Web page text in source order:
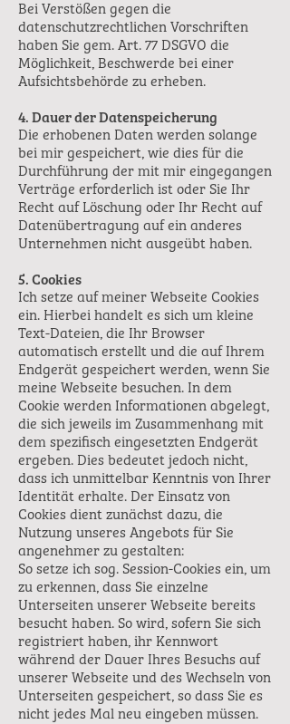
Bei Verstößen gegen die
datenschutzrechtlichen Vorschriften
haben Sie gem. Art. 77 DSGVO die
Möglichkeit, Beschwerde bei einer
Aufsichtsbehörde zu erheben.
4. Dauer der Datenspeicherung
Die erhobenen Daten werden solange
bei mir gespeichert, wie dies für die
Durchführung der mit mir eingegangen
Verträge erforderlich ist oder Sie Ihr
Recht auf Löschung oder Ihr Recht auf
Datenübertragung auf ein anderes
Unternehmen nicht ausgeübt haben.
5. Cookies
Ich setze auf meiner Webseite Cookies
ein. Hierbei handelt es sich um kleine
Text-Dateien, die Ihr Browser
automatisch erstellt und die auf Ihrem
Endgerät gespeichert werden, wenn Sie
meine Webseite besuchen. In dem
Cookie werden Informationen abgelegt,
die sich jeweils im Zusammenhang mit
dem spezifisch eingesetzten Endgerät
ergeben. Dies bedeutet jedoch nicht,
dass ich unmittelbar Kenntnis von Ihrer
Identität erhalte. Der Einsatz von
Cookies dient zunächst dazu, die
Nutzung unseres Angebots für Sie
angenehmer zu gestalten:
So setze ich sog. Session-Cookies ein, um
zu erkennen, dass Sie einzelne
Unterseiten unserer Webseite bereits
besucht haben. So wird, sofern Sie sich
registriert haben, ihr Kennwort
während der Dauer Ihres Besuchs auf
unserer Webseite und des Wechseln von
Unterseiten gespeichert, so dass Sie es
nicht jedes Mal neu eingeben müssen.